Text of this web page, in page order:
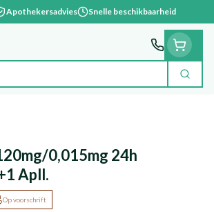
Apothekersadvies Snelle beschikbaarheid
Zoek
0,015mg 24h
Apll.
Op voorschrift